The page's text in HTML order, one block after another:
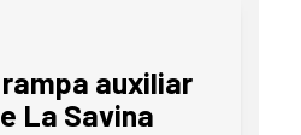
auxiliar
La Savina